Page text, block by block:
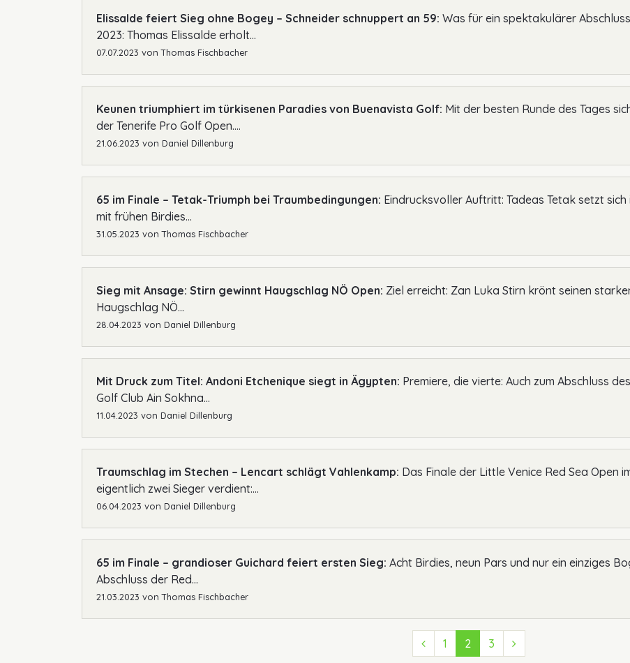
Elissalde feiert Sieg ohne Bogey – Schneider schnuppert an 59: Was für ein spektakulärer
2023: Thomas Elissalde erholt...
07.07.2023 vonThomas Fischbacher
Keunen triumphiert im türkisenen Paradies von Buenavista Golf: Mit der besten Runde des Tages
der Tenerife Pro Golf Open....
21.06.2023 von Daniel Dillenburg
65 im Finale – Tetak-Triumph bei Traumbedingungen: Eindrucksvoller Auftritt: Tadeas Tetak setzt
mit frühen Birdies...
31.05.2023 vonThomas Fischbacher
Sieg mit Ansage: Stirn gewinnt Haugschlag NÖ Open: Ziel erreicht: Zan Luka Stirn krönt seinen
Haugschlag NÖ...
28.04.2023 von Daniel Dillenburg
Mit Druck zum Titel: Andoni Etchenique siegt in Ägypten: Premiere, die vierte: Auch zum Abschluss
Golf Club Ain Sokhna...
11.04.2023 von Daniel Dillenburg
Traumschlag im Stechen – Lencart schlägt Vahlenkamp: Das Finale der Little Venice Red Sea Open
eigentlich zwei Sieger verdient:...
06.04.2023 von Daniel Dillenburg
65 im Finale – grandioser Guichard feiert ersten Sieg: Acht Birdies, neun Pars und nur ein einziges
Abschluss der Red...
21.03.2023 vonThomas Fischbacher
Previous (Zurück)
1 2 3